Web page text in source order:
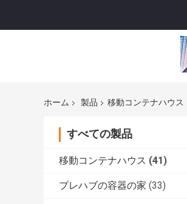
ホーム 製品 移動コンテナハウス
すべての製品
移動コンテナハウス (41)
プレハブの容器の家 (33)